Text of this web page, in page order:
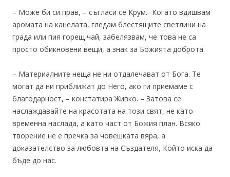
– Може би си прав, – съгласи се Крум.- Когато вдишвам
аромата на канелата, гледам блестящите светлини на
града или пия горещ чай, забелязвам, че това не са
просто обикновени вещи, а знак за Божията доброта.
– Материалните неща не ни отдалечават от Бога. Те
могат да ни приближат до Него, ако ги приемаме с
благодарност, – констатира Живко. – Затова се
наслаждавайте на красотата на този свят, не като
временна наслада, а като част от Божия план. Всяко
творение не е пречка за човешката вяра, а
доказателство за любовта на Създателя, Който иска да
бъде до нас.